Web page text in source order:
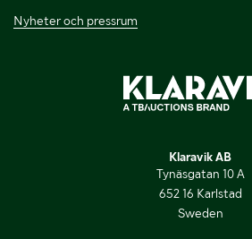
Nyheter och pressrum
Klaravik AB
Tynäsgatan 10 A
652 16 Karlstad
Sweden